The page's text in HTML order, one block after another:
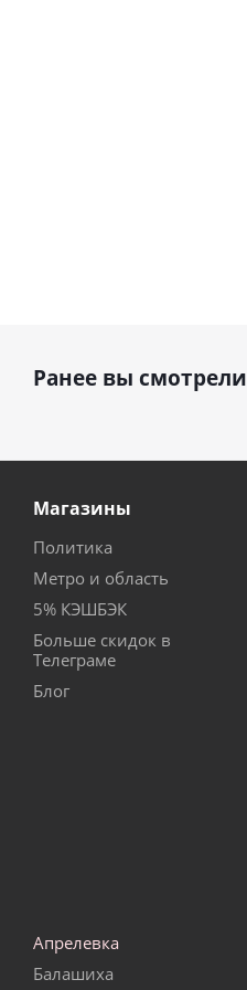
Ранее вы смотрели
Магазины
Политика
Метро и область
5% КЭШБЭК
Больше скидок в
Телеграме
Блог
Апрелевка
Балашиха